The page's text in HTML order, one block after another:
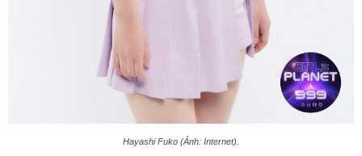
Hayashi Fuko (Ảnh: Internet).